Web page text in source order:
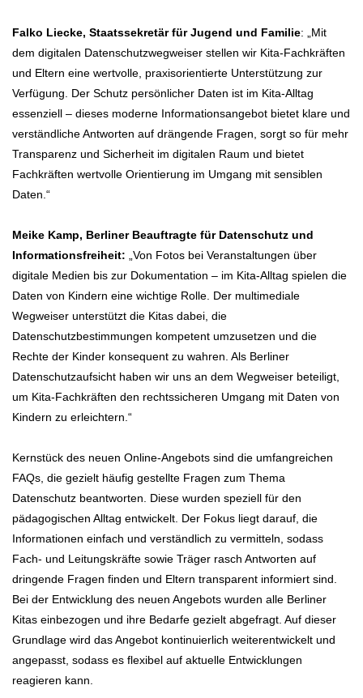
Falko Liecke, Staatssekretär für Jugend und Familie: „Mit
dem digitalen Datenschutzwegweiser stellen wir Kita-Fachkräften
und Eltern eine wertvolle, praxisorientierte Unterstützung zur
Verfügung. Der Schutz persönlicher Daten ist im Kita-Alltag
essenziell – dieses moderne Informationsangebot bietet klare und
verständliche Antworten auf drängende Fragen, sorgt so für mehr
Transparenz und Sicherheit im digitalen Raum und bietet
Fachkräften wertvolle Orientierung im Umgang mit sensiblen
Daten.“
Meike Kamp, Berliner Beauftragte für Datenschutz und
Informationsfreiheit: „Von Fotos bei Veranstaltungen über
digitale Medien bis zur Dokumentation – im Kita-Alltag spielen die
Daten von Kindern eine wichtige Rolle. Der multimediale
Wegweiser unterstützt die Kitas dabei, die
Datenschutzbestimmungen kompetent umzusetzen und die
Rechte der Kinder konsequent zu wahren. Als Berliner
Datenschutzaufsicht haben wir uns an dem Wegweiser beteiligt,
um Kita-Fachkräften den rechtssicheren Umgang mit Daten von
Kindern zu erleichtern.“
Kernstück des neuen Online-Angebots sind die umfangreichen
FAQs, die gezielt häufig gestellte Fragen zum Thema
Datenschutz beantworten. Diese wurden speziell für den
pädagogischen Alltag entwickelt. Der Fokus liegt darauf, die
Informationen einfach und verständlich zu vermitteln, sodass
Fach- und Leitungskräfte sowie Träger rasch Antworten auf
dringende Fragen finden und Eltern transparent informiert sind.
Bei der Entwicklung des neuen Angebots wurden alle Berliner
Kitas einbezogen und ihre Bedarfe gezielt abgefragt. Auf dieser
Grundlage wird das Angebot kontinuierlich weiterentwickelt und
angepasst, sodass es flexibel auf aktuelle Entwicklungen
reagieren kann.